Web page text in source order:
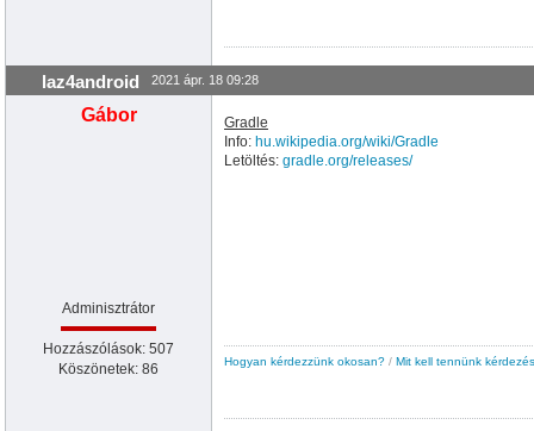
laz4android 2021 ápr. 18 09:28
Gábor
Adminisztrátor
Hozzászólások: 507
Köszönetek: 86
Gradle
Info: hu.wikipedia.org/wiki/Gradle
Letöltés: gradle.org/releases/
Hogyan kérdezzünk okosan? / Mit kell tennünk